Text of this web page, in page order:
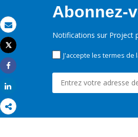
Email
Imprimer
Tweet
Share
Abonnez-
Notifications sur Project
J'accepte les termes de